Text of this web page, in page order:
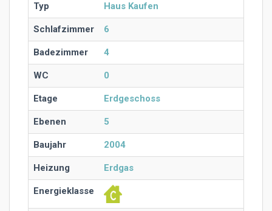
Typ Haus Kaufen
Schlafzimmer 6
Badezimmer 4
WC 0
Etage Erdgeschoss
Ebenen 5
Baujahr 2004
Heizung Erdgas
Energieklasse